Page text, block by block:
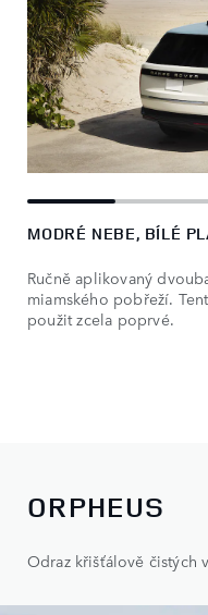
MODRÉ NEBE, BÍLÉ
Ručně aplikovaný
miamského pobřeží.
použit zcela poprvé.
ORPHEUS
Odraz křišťálově čistých